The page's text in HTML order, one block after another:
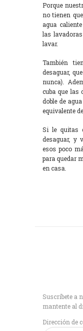
Porque
no tienen
agua
las
lavar.
También
desaguar,
nunca).
cuba que las
doble de
equivalente
Si le quitas
desaguar, y
esos poco
para quedar
en casa.
Suscríbete a
mantente al
Dirección de